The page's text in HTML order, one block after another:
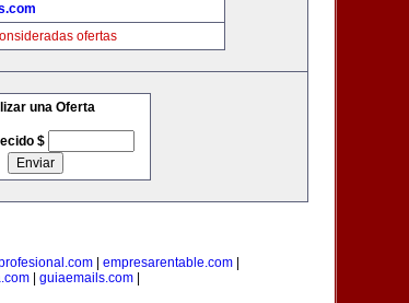
ofertas
una Oferta
$
| empresarentable.com|
| guiaemails.com|